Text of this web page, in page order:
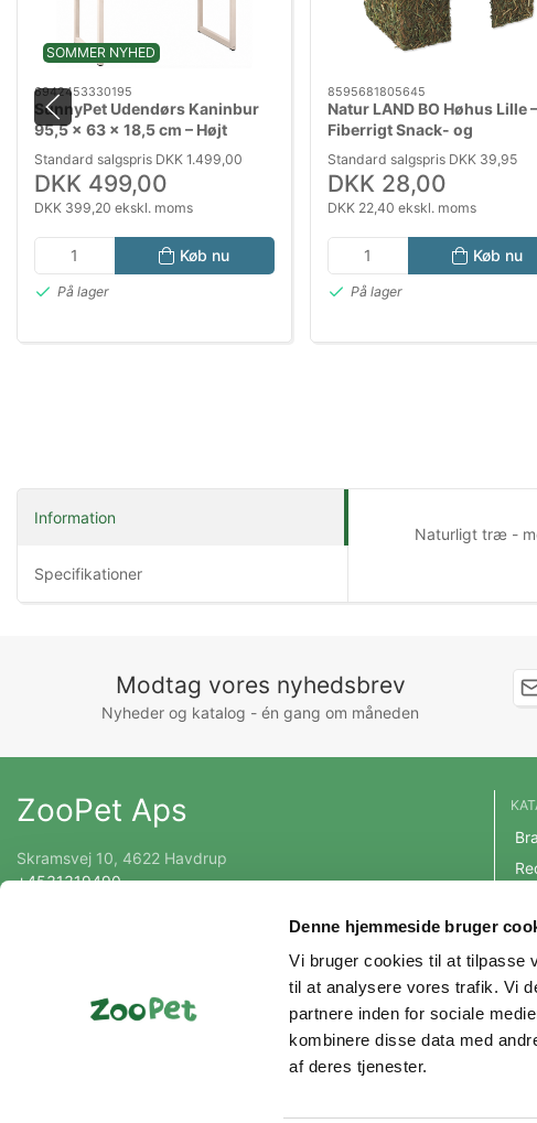
Denne hjemmeside bruger
Vi bruger cookies til at tilpasse
til at analysere vores trafik. Vi
partnere inden for sociale
kombinere disse data med
af deres tjenester.
SOMMER NYHED
6942453330195
SunnyPet Udendørs Kaninbur
95,5 x 63 x 18,5 cm – Højt
Kaninbur til Kaniner og Smådyr
Standard salgspris DKK 1.499,00
DKK 499,00
DKK 399,20 ekskl. moms
Køb nu
På lager
8595681805645
Natur LAND BO Høhus Lille –
Fiberrigt Snack- og
Aktiveringshus til Kanin og
Gnaver
Standard salgspris DKK 39,95
DKK 28,00
DKK 22,40 ekskl. moms
Køb nu
På lager
Information
Specifikationer
Naturligt træ -
Modtag vores nyhedsbrev
Nyheder og katalog - én gang om måneden
ZooPet Aps
Skramsvej 10, 4622 Havdrup
+4531319490